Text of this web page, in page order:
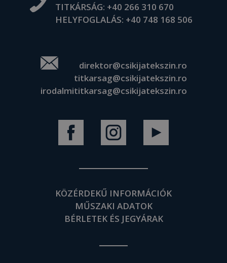
TITKÁRSÁG: +40 266 310 670
HELYFOGLALÁS: +40 748 168 506
direktor@csikijatekszin.ro
titkarsag@csikijatekszin.ro
irodalmititkarsag@csikijatekszin.ro
KÖZÉRDEKŰ INFORMÁCIÓK
MŰSZAKI ADATOK
BÉRLETEK ÉS JEGYÁRAK